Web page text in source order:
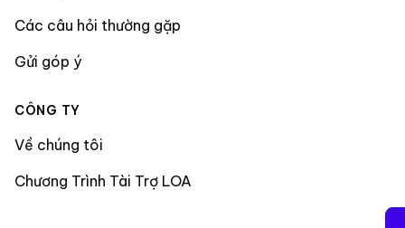
Các câu hỏi thường gặp
Gửi góp ý
CÔNG TY
Về chúng tôi
Chương Trình Tài Trợ LOA